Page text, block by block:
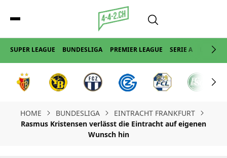
SUPER LEAGUE BUNDESLIGA PREMIER LEAGUE SERIE A LA LIGA
HOME BUNDESLIGA
EINTRACHT FRANKFURT
Rasmus Kristensen verlässt die Eintracht auf eigenen
Wunsch hin